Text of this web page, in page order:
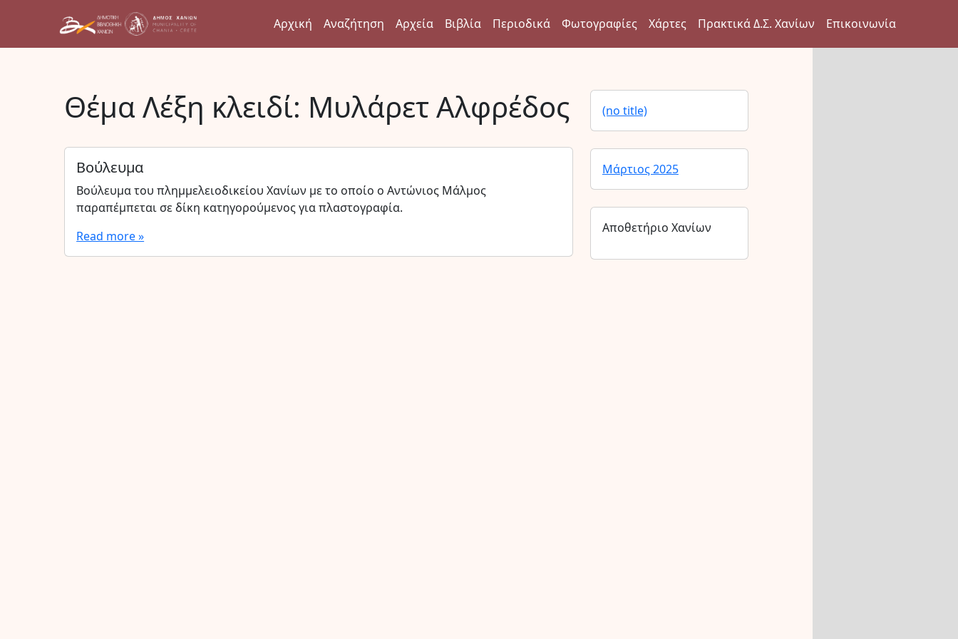
Αρχική Αναζήτηση Αρχεία Βιβλία Περιοδικά Φωτογραφίες Χάρτες Πρακτικά Δ.Σ. Χανίων Επικοινωνία
Θέμα Λέξη κλειδί: Μυλάρετ Αλφρέδος
Βούλευμα
Βούλευμα του πλημμελειοδικείου Χανίων με το οποίο ο Αντώνιος Μάλμος
παραπέμπεται σε δίκη κατηγορούμενος για πλαστογραφία.
Read more »
(no title)
Μάρτιος 2025
Αποθετήριο Χανίων